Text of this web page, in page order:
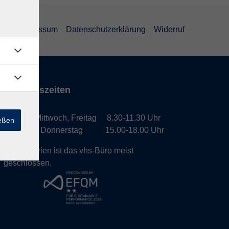
Impressum Datenschutzerklärung Widerruf
Öffnungszeiten
Montag, Mittwoch, Freitag 8.30-11.30 Uhr
Dienstag, Donnerstag 15.00-18.00 Uhr
In den Ferien ist das vhs-Büro meist
geschlossen.